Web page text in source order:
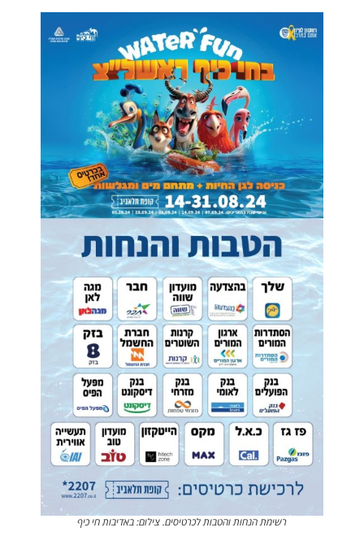
רשימת הנחות והטבות לכרטיסים. צילום: באדיבות חי כיף